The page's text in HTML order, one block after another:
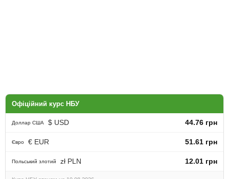
Офіційний курс НБУ
Доллар США $ USD 44.76 грн
Євро € EUR 51.61 грн
Польський злотий zł PLN 12.01 грн